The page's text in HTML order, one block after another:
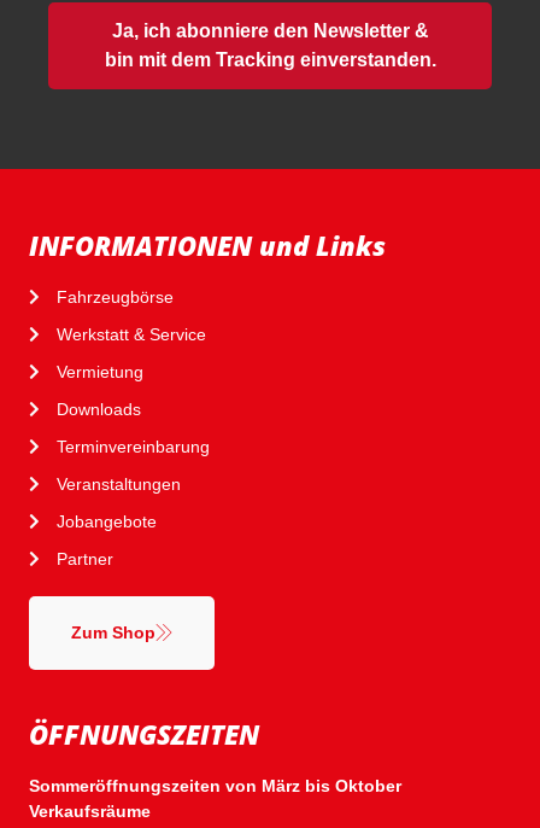
Ja, ich abonniere den Newsletter &
bin mit dem Tracking einverstanden.
ÖFFNUNGSZEITEN
Sommeröffnungszeiten von März bis Oktober
Verkaufsräume
INFORMATIONEN und Links
Fahrzeugbörse
Werkstatt & Service
Vermietung
Downloads
Terminvereinbarung
Veranstaltungen
Jobangebote
Partner
Zum Shop